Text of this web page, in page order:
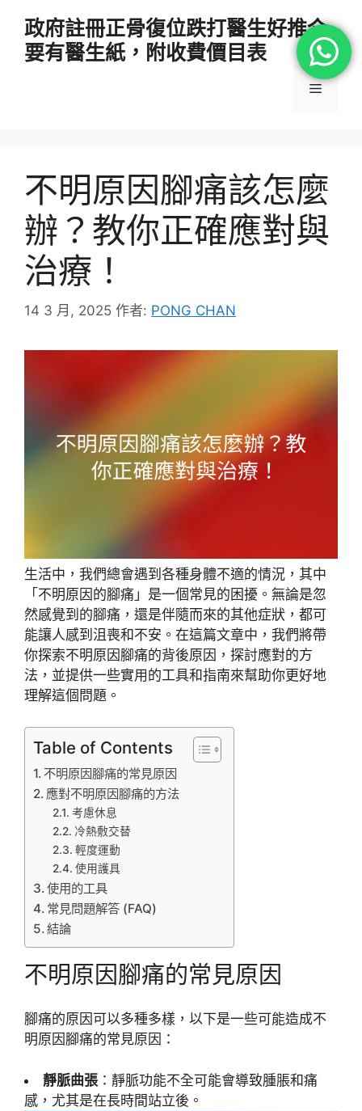
政府註冊正骨復位跌打醫生好推介
要有醫生紙，附收費價目表
選
不明原因腳痛該怎麼
辦？教你正確應對與
治療！
14 3 月, 2025 作者: PONG CHAN
生活中，我們總會遇到各種身體不適的情況，其中
「不明原因的腳痛」是一個常見的困擾。無論是忽
然感覺到的腳痛，還是伴隨而來的其他症狀，都可
能讓人感到沮喪和不安。在這篇文章中，我們將帶
你探索不明原因腳痛的背後原因，探討應對的方
法，並提供一些實用的工具和指南來幫助你更好地
理解這個問題。
Table of Contents
不明原因腳痛的常見原因
應對不明原因腳痛的方法
考慮休息
冷熱敷交替
輕度運動
使用護具
使用的工具
常見問題解答 (FAQ)
結論
不明原因腳痛的常見原因
腳痛的原因可以多種多樣，以下是一些可能造成不
明原因腳痛的常見原因：
靜脈曲張 ：靜脈功能不全可能會導致腫脹和痛
感，尤其是在長時間站立後。